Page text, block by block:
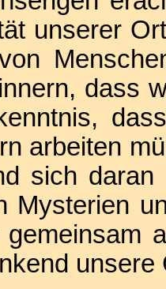
unserer
dass
arbeiten
sich
Mysterien
gemeinsam